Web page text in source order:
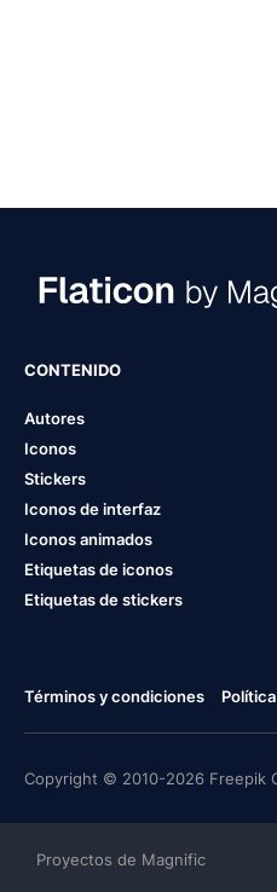
CONTENIDO
Autores
Iconos
Stickers
Iconos de interfaz
Iconos animados
Etiquetas de iconos
Etiquetas de stickers
Términos y condiciones
Copyright © 2010-2026 Freepik
Proyectos de Magnific